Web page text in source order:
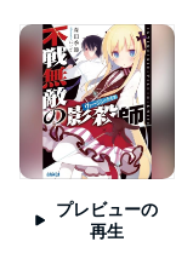
プレビューの
再生